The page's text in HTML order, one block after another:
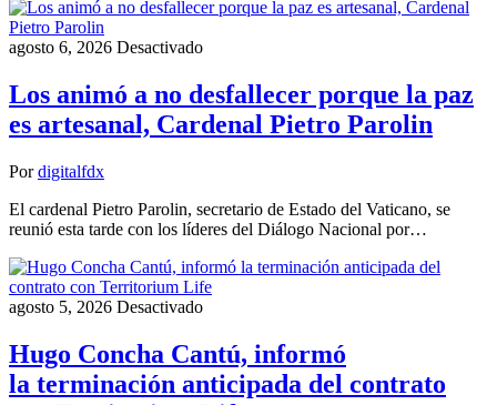
agosto 6, 2026 Desactivado
Los animó a no desfallecer porque la paz
es artesanal, Cardenal Pietro Parolin
Por digitalfdx
El cardenal Pietro Parolin, secretario de Estado del Vaticano, se
reunió esta tarde con los líderes del Diálogo Nacional por…
agosto 5, 2026 Desactivado
Hugo Concha Cantú, informó
la terminación anticipada del contrato